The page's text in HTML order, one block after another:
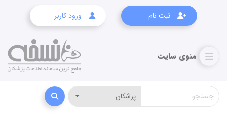
ثبت نام ورود کاربر